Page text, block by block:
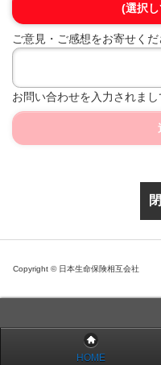
(選択
ご意見・ご感想をお寄せく
お問い合わせを入力されま
Copyright © 日本生命保険相互会社
HOME